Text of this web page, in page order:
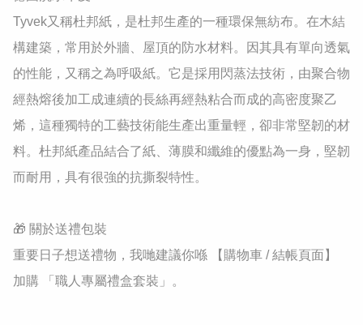
Tyvek又稱杜邦紙，是杜邦生產的一種環保無紡布。在木結
構建築，常用於外牆、屋頂的防水材料。因其具有單向透氣
的性能，又稱之為呼吸紙。它是採用閃蒸法技術，由聚合物
經熱熔後加工成連續的長絲再經熱粘合而成的高密度聚乙
烯，這種獨特的工藝技術能生產出重量輕，卻非常堅韌的材
料。杜邦紙產品結合了紙、薄膜和纖維的優點為一身，堅韌
而耐用，具有很強的抗撕裂特性。
🎁 關於送禮包裝
重要日子想送禮物，我哋建議你喺 【購物車 / 結帳頁面】
加購 「職人專屬禮盒套裝」。